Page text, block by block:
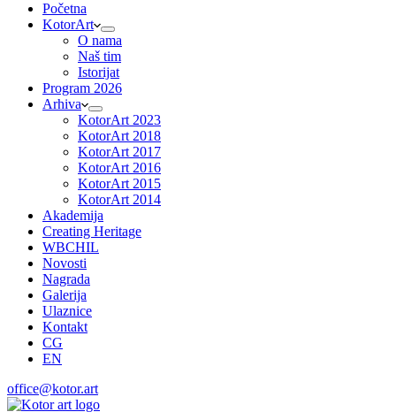
Početna
KotorArt
O nama
Naš tim
Istorijat
Program 2026
Arhiva
KotorArt 2023
KotorArt 2018
KotorArt 2017
KotorArt 2016
KotorArt 2015
KotorArt 2014
Akademija
Creating Heritage
WBCHIL
Novosti
Nagrada
Galerija
Ulaznice
Kontakt
CG
EN
office@kotor.art